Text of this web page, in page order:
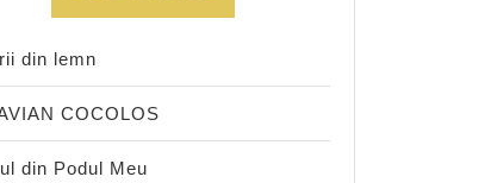
din lemn
COCOLOS
din Podul Meu